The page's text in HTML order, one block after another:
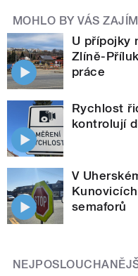
MOHLO BY VÁS
U přípojky
Zlíně-
práce
Rychlost
kontrolují
V
semaforů